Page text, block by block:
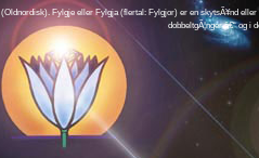
(Oldnordisk). Fylgje eller Fylgja (flertal: Fylgjor) er en skytsÃ¥nd eller
dobbeltgÃ¦nger â€“ og i